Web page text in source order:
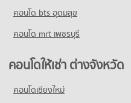
คอนโด รร.สาธิตม.ศรีนครินท
คอนโดให้เช่า รร.สาธิตม.ศรีนครินท
มีคอนโดให้เช่า 58,514 ประกาศ
ขายคอนโด รร.สาธิตม.ศรีนครินท
ขายคอนโด บิ๊กซี เอ็กซ์ตร้า พระราม 4
มีคอนโดขาย 24,405 ประกาศ
คอนโด บิ๊กซี เอ็กซ์ตร้า อ่อนนุช
697 โครงการ
คอนโดให้เช่า บิ๊กซี เอ็กซ์ตร้า อ่อนนุช
คอนโดให้เช่า ชาญอิสสระ ทาวเวอร์ 2
มีคอนโดให้เช่า 7,263 ประกาศ
มีคอนโดขาย 2,757 ประกาศ
คอนโด สุขุมวิท ชั้นนอก
คอนโด bts อุดมสุข
คอนโด mrt เพชรบุรี
คอนโดให้เช่า ต่างจังหวัด
คอนโดเชียงใหม่